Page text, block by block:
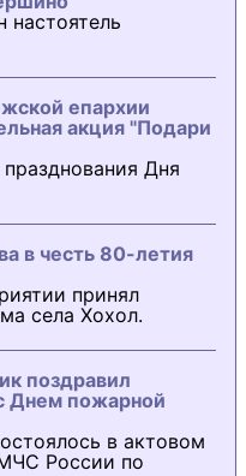
настоятель
епархии
акция "Подари
Дня
в честь 80-летия
принял
села Хохол.
поздравил
Днем пожарной
в актовом
России по